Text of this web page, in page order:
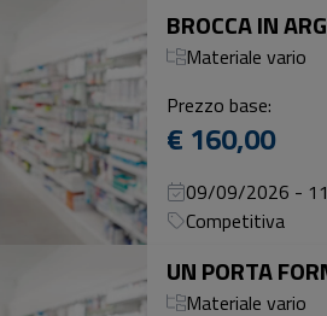
BROCCA IN
Materiale vario
Prezzo base:
€ 160,00
09/09/2026 -
Competitiva
UN PORTA
Materiale vario